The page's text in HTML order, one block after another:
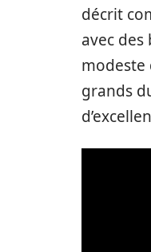
décrit
avec
modeste
grands